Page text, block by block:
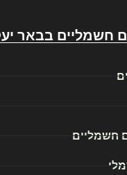
חשמליים בבאר
חשמליים